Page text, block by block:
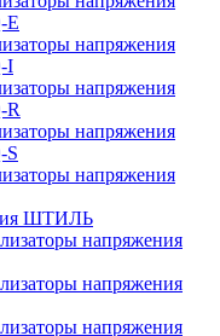
E
напряжения
I
напряжения
R
напряжения
S
напряжения
ШТИЛЬ
напряжения
напряжения
напряжения